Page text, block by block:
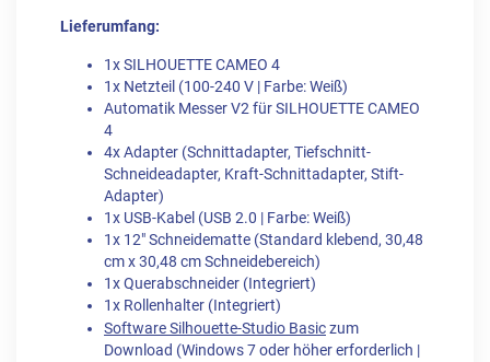
Lieferumfang:
1x SILHOUETTE CAMEO 4
1x Netzteil (100-240 V | Farbe: Weiß)
Automatik Messer V2 für SILHOUETTE CAMEO
4
4x Adapter (Schnittadapter, Tiefschnitt-
Schneideadapter, Kraft-Schnittadapter, Stift-
Adapter)
1x USB-Kabel (USB 2.0 | Farbe: Weiß)
1x 12″ Schneidematte (Standard klebend, 30,48
cm x 30,48 cm Schneidebereich)
1x Querabschneider (Integriert)
1x Rollenhalter (Integriert)
Software Silhouette-Studio Basiczum
Download (Windows 7 oder höher erforderlich |